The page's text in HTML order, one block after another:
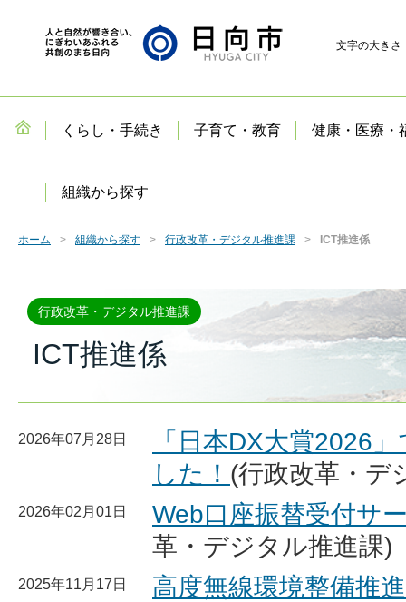
文字の大きさ
くらし・手続き 子育て・教育 健康・医療・
組織から探す
ホーム 組織から探す 行政改革・デジタル推進課 ICT推進係
行政改革・デジタル推進課
ICT推進係
2026年07月28日
「日本DX大賞2026
した！ (行政改革・デ
2026年02月01日
Web口座振替受付サ
革・デジタル推進課)
2025年11月17日
高度無線環境整備推